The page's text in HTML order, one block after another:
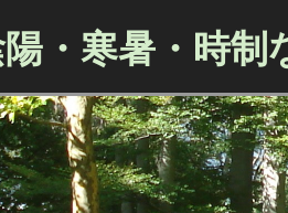
・寒暑・時制